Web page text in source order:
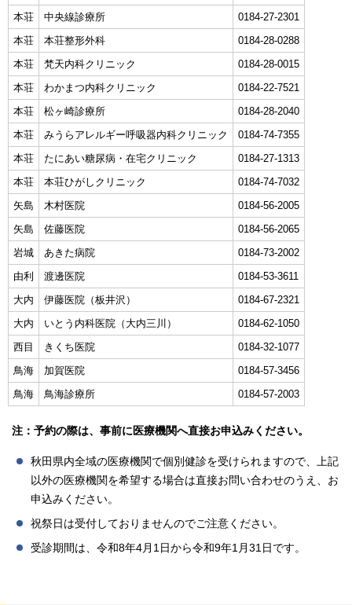
本荘
中央線診療所
0184-27-2301
本荘
本荘整形外科
0184-28-0288
本荘
梵天内科クリニック
0184-28-0015
本荘
わかまつ内科クリニック
0184-22-7521
本荘
松ヶ崎診療所
0184-28-2040
本荘
みうらアレルギー呼吸器内科クリニック
0184-74-7355
本荘
たにあい糖尿病・在宅クリニック
0184-27-1313
本荘
本荘ひがしクリニック
0184-74-7032
矢島
木村医院
0184-56-2005
矢島
佐藤医院
0184-56-2065
岩城
あきた病院
0184-73-2002
由利
渡邊医院
0184-53-3611
大内
伊藤医院（板井沢）
0184-67-2321
大内
いとう内科医院（大内三川）
0184-62-1050
西目
きくち医院
0184-32-1077
鳥海
加賀医院
0184-57-3456
鳥海
鳥海診療所 0184-57-2003
注：予約の際は、事前に医療機関へ直接お申込みください。
秋田県内全域の医療機関で個別健診を受けられますので、上記
以外の医療機関を希望する場合は直接お問い合わせのうえ、お
申込みください。
祝祭日は受付しておりませんのでご注意ください。
受診期間は、令和8年4月1日から令和9年1月31日です。